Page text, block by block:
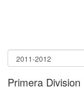
Primera